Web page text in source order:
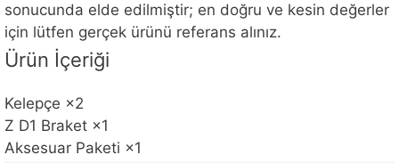
sonucunda elde edilmiştir; en doğru ve kesin değerler
için lütfen gerçek ürünü referans alınız.
Ürün İçeriği
Kelepçe ×2
Z D1 Braket ×1
Aksesuar Paketi ×1